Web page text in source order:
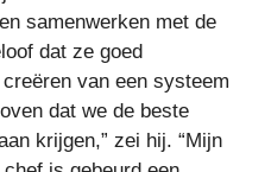
samenwerken met de
dat ze goed
van een systeem
dat we de beste
krijgen,” zei hij. “Mijn